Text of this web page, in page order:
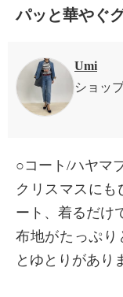
パッと華やぐ
Umi
ショッ
○コート/ハヤマ
クリスマスにも
ート、着るだけ
布地がたっぷり
とゆとりがあり